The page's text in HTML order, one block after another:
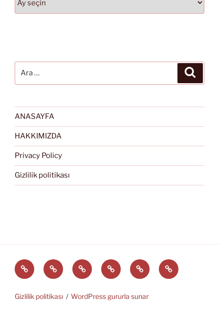
ANASAYFA
HAKKIMIZDA
Privacy Policy
Gizlilik politikası
Türkçe English Svenskaالعربية
中
文
EĞİTİM
ARAÇLARI
Gizlilik politikası WordPress gururla sunar